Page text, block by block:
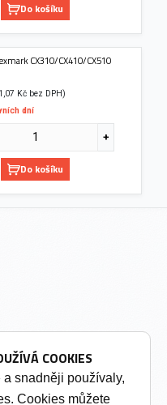
Do košíku
CX310/CX410/CX510
Kč bez DPH)
dní
Do košíku
COOKIES
snadněji používaly,
Cookies můžete